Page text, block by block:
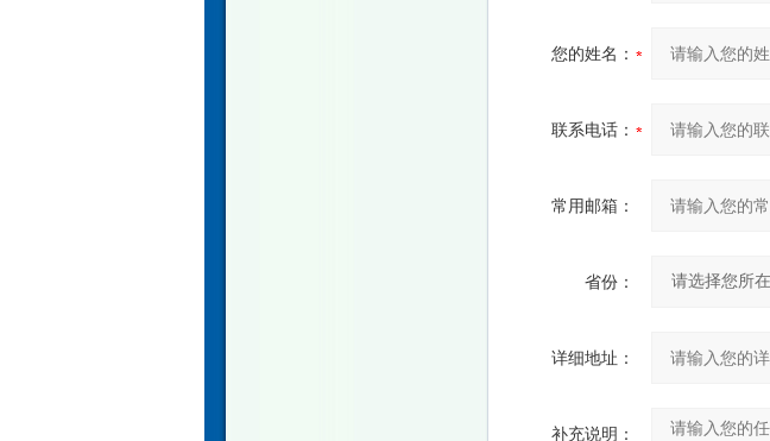
您的姓名：
联系电话：
常用邮箱：
省份：
详细地址：
补充说明：